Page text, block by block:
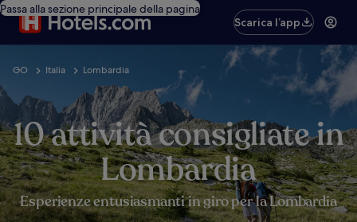
Passa alla sezione principale della pagina
Scarica l’app
GO Italia Lombardia
10 attività consigliate in
Lombardia
Esperienze entusiasmanti in giro per la Lombardia